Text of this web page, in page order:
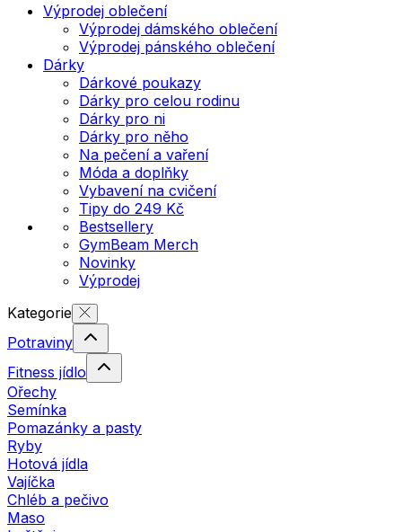
Výprodej oblečení
Výprodej dámského oblečení
Výprodej pánského oblečení
Dárky
Dárkové poukazy
Dárky pro celou rodinu
Dárky pro ni
Dárky pro něho
Na pečení a vaření
Móda a doplňky
Vybavení na cvičení
Tipy do 249 Kč
Bestsellery
GymBeam Merch
Novinky
Výprodej
Kategorie
Potraviny
Fitness jídlo
Ořechy
Semínka
Pomazánky a pasty
Ryby
Hotová jídla
Vajíčka
Chléb a pečivo
Maso